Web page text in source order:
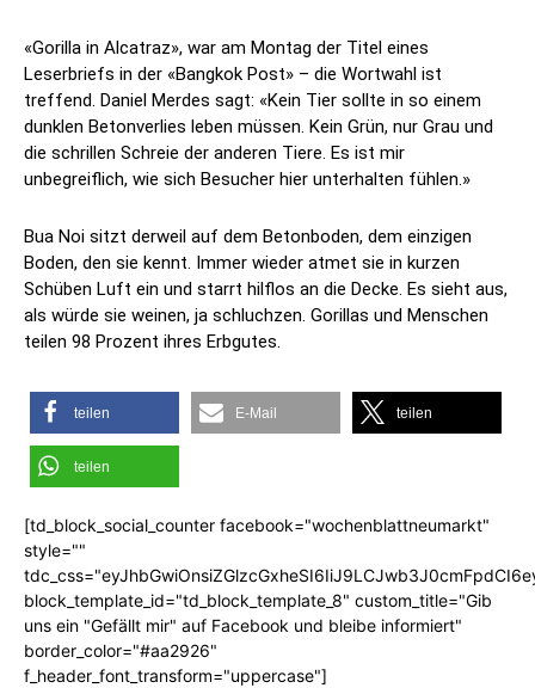
«Gorilla in Alcatraz», war am Montag der Titel eines
Leserbriefs in der «Bangkok Post» – die Wortwahl ist
treffend. Daniel Merdes sagt: «Kein Tier sollte in so einem
dunklen Betonverlies leben müssen. Kein Grün, nur Grau und
die schrillen Schreie der anderen Tiere. Es ist mir
unbegreiflich, wie sich Besucher hier unterhalten fühlen.»
Bua Noi sitzt derweil auf dem Betonboden, dem einzigen
Boden, den sie kennt. Immer wieder atmet sie in kurzen
Schüben Luft ein und starrt hilflos an die Decke. Es sieht aus,
als würde sie weinen, ja schluchzen. Gorillas und Menschen
teilen 98 Prozent ihres Erbgutes.
teilen E-Mail teilen
teilen
[td_block_social_counter facebook="wochenblattneumarkt"
style=""
block_template_id="td_block_template_8" custom_title="Gib
uns ein "Gefällt mir" auf Facebook und bleibe informiert"
border_color="#aa2926"
f_header_font_transform="uppercase"]